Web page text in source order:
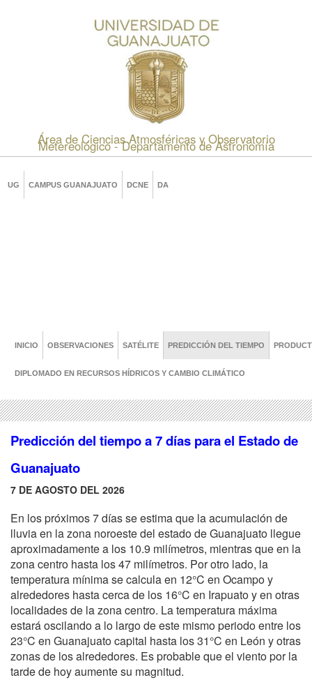
Área de Ciencias Atmosféricas y Observatorio
Metereológico - Departamento de Astronomía
UG CAMPUS GUANAJUATO DCNE DA
INICIO OBSERVACIONES SATÉLITE PREDICCIÓN DEL TIEMPO
DIPLOMADO EN RECURSOS HÍDRICOS Y CAMBIO CLIMÁTICO
Predicción del tiempo a 7 días para el Estado de
Guanajuato
7 DE AGOSTO DEL 2026
En los próximos 7 días se estima que la acumulación de
lluvia en la zona noroeste del estado de Guanajuato llegue
aproximadamente a los 10.9 milímetros, mientras que en la
zona centro hasta los 47 milímetros. Por otro lado, la
temperatura mínima se calcula en 12°C en Ocampo y
alrededores hasta cerca de los 16°C en Irapuato y en otras
localidades de la zona centro. La temperatura máxima
estará oscilando a lo largo de este mismo periodo entre los
23°C en Guanajuato capital hasta los 31°C en León y otras
zonas de los alrededores. Es probable que el viento por la
tarde de hoy aumente su magnitud.